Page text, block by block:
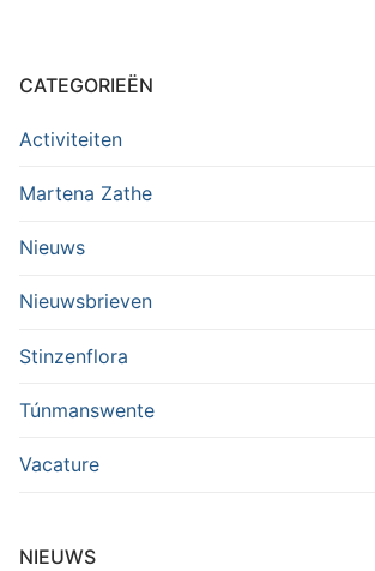
CATEGORIEËN
Activiteiten
Martena Zathe
Nieuws
Nieuwsbrieven
Stinzenflora
Túnmanswente
Vacature
NIEUWS